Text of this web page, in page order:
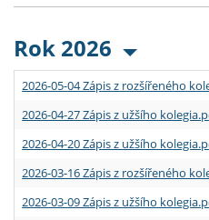
Rok 2026
2026-05-04 Zápis z rozšířeného
2026-04-27 Zápis z užšího
2026-04-20 Zápis z užšího
2026-03-16 Zápis z rozšířeného
2026-03-09 Zápis z užšího